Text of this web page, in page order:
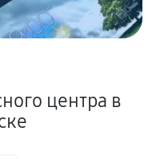
центра в